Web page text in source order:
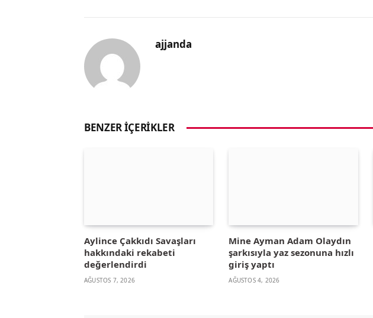
ajjanda
BENZER İÇERIKLER
Aylince Çakkıdı Savaşları
hakkındaki rekabeti
değerlendirdi
AĞUSTOS 7, 2026
Mine Ayman Adam Olaydın
şarkısıyla yaz sezonuna hızlı
giriş yaptı
AĞUSTOS 4, 2026